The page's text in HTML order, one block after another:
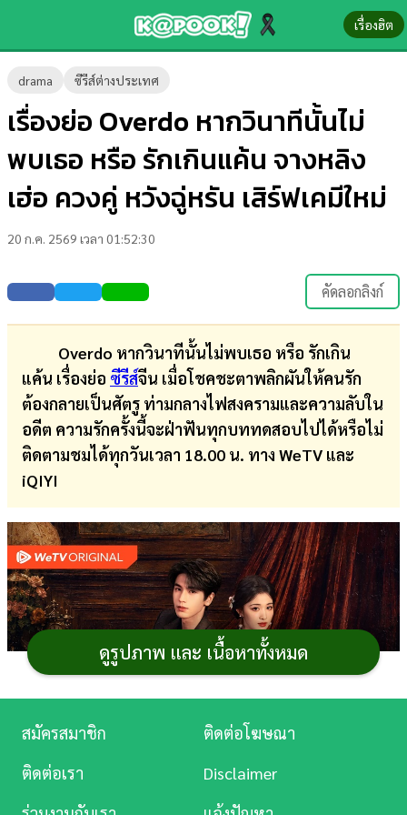
เรื่องฮิต
drama ซีรีส์ต่างประเทศ
เรื่องย่อ Overdo หากวินาทีนั้นไม่
พบเธอ หรือ รักเกินแค้น จางหลิง
เฮ่อ ควงคู่ หวังฉู่หรัน เสิร์ฟเคมีใหม่
20 ก.ค. 2569 เวลา 01:52:30
คัดลอกลิงก์
Overdo หากวินาทีนั้นไม่พบเธอ หรือ รักเกิน
แค้น เรื่องย่อ ซีรีส์จีน เมื่อโชคชะตาพลิกผันให้คนรัก
ต้องกลายเป็นศัตรู ท่ามกลางไฟสงครามและความลับใน
อดีต ความรักครั้งนี้จะฝ่าฟันทุกบททดสอบไปได้หรือไม่
ติดตามชมได้ทุกวันเวลา 18.00 น. ทาง WeTV และ
iQIYI
ดูรูปภาพ และ เนื้อหาทั้งหมด
ข่าว-
ความ
รู้
บันเทิง
ตรวจ
หวย
บอล
สด
การ
เงิน
การ
ศึกษา
บันเทิง
ดู
หนัง
สมัครสมาชิก
ติดต่อโฆษณา
ติดต่อเรา
Disclaimer